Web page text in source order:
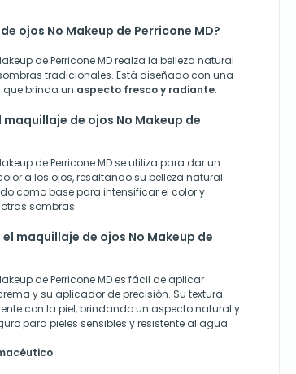
ojos No Makeup de Perricone MD?
de Perricone MD realza la belleza natural
tradicionales. Está diseñado con una
brinda un aspecto fresco y radiante.
maquillaje de ojos No Makeup de
de Perricone MD se utiliza para dar un
a los ojos, resaltando su belleza natural.
como base para intensificar el color y
sombras.
maquillaje de ojos No Makeup de
de Perricone MD es fácil de aplicar
y su aplicador de precisión. Su textura
con la piel, brindando un aspecto natural y
para pieles sensibles y resistente al agua.